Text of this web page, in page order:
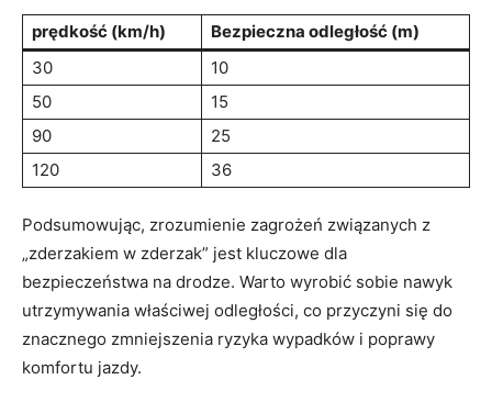
prędkość ‌(km/h)
Bezpieczna⁢ odległość (m)
30
10
50
15
90
25
120
36
Podsumowując, zrozumienie zagrożeń ‍związanych z
„zderzakiem ‍w zderzak” jest kluczowe dla⁢
bezpieczeństwa na drodze. Warto wyrobić sobie nawyk⁤
utrzymywania właściwej⁤ odległości, co przyczyni⁣ się do
‌znacznego ​zmniejszenia ryzyka wypadków​ i poprawy
komfortu ‌jazdy.